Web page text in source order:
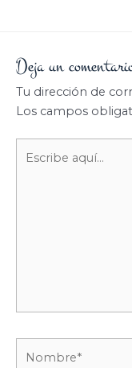
Deja un
Tu dirección de
Los campos
aquí...